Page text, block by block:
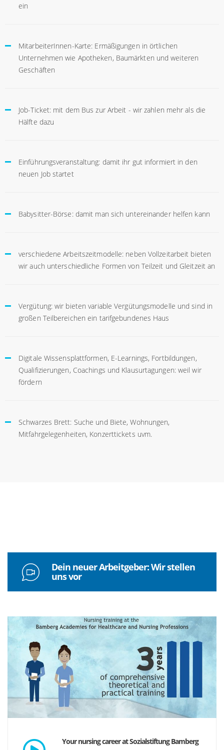
ein
MitarbeiterInnen-Karte: Ermäßigungen in örtlichen
Unternehmen wie Apotheken, Baumärkten und weiteren
Geschäften
Job-Ticket: mit dem Bus zur Arbeit - wir zahlen mehr als die
Hälfte dazu
Einführungsveranstaltung: damit ihr gut informiert in den
neuen Job startet
Babysitter-Börse: damit man sich untereinander helfen kann
verschiedene Arbeitszeitmodelle: neben Vollzeitarbeit bieten
wir auch unterschiedliche Formen von Teilzeit und Gleitzeit an
Vergütung: wir bieten variable Vergütungsmodelle und sind in
großen Teilbereichen ein tarifgebundenes Haus
Digitale Wissensplattformen, E-Learnings, Fortbildungen,
Qualifizierungen, Coachings und Klausurtagungen: weil wir
fördern
Schwarzes Brett: Suche und Biete, Wohnungen,
Mitfahrgelegenheiten, Konzerttickets uvm.
Dein neuer Arbeitgeber: Wir stellen
uns vor
Your nursing career at Sozialstiftung Bamberg